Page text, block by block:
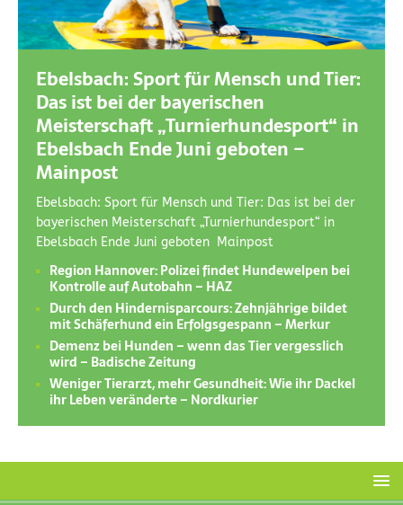
Ebelsbach: Sport für Mensch und Tier:
Das ist bei der bayerischen
Meisterschaft „Turnierhundesport“ in
Ebelsbach Ende Juni geboten –
Mainpost
Ebelsbach: Sport für Mensch und Tier: Das ist bei der
bayerischen Meisterschaft „Turnierhundesport“ in
Ebelsbach Ende Juni geboten Mainpost
Region Hannover: Polizei findet Hundewelpen bei
Kontrolle auf Autobahn – HAZ
Durch den Hindernisparcours: Zehnjährige bildet
mit Schäferhund ein Erfolgsgespann – Merkur
Demenz bei Hunden – wenn das Tier vergesslich
wird – Badische Zeitung
Weniger Tierarzt, mehr Gesundheit: Wie ihr Dackel
ihr Leben veränderte – Nordkurier